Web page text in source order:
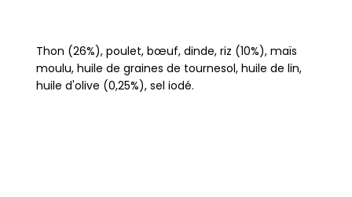
Thon (26%), poulet, bœuf, dinde, riz (10%), maïs
moulu, huile de graines de tournesol, huile de lin,
huile d'olive (0,25%), sel iodé.